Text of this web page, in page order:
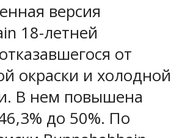
версия
18-летней
от
окраски и холодной
В нем повышена
до 50%. По